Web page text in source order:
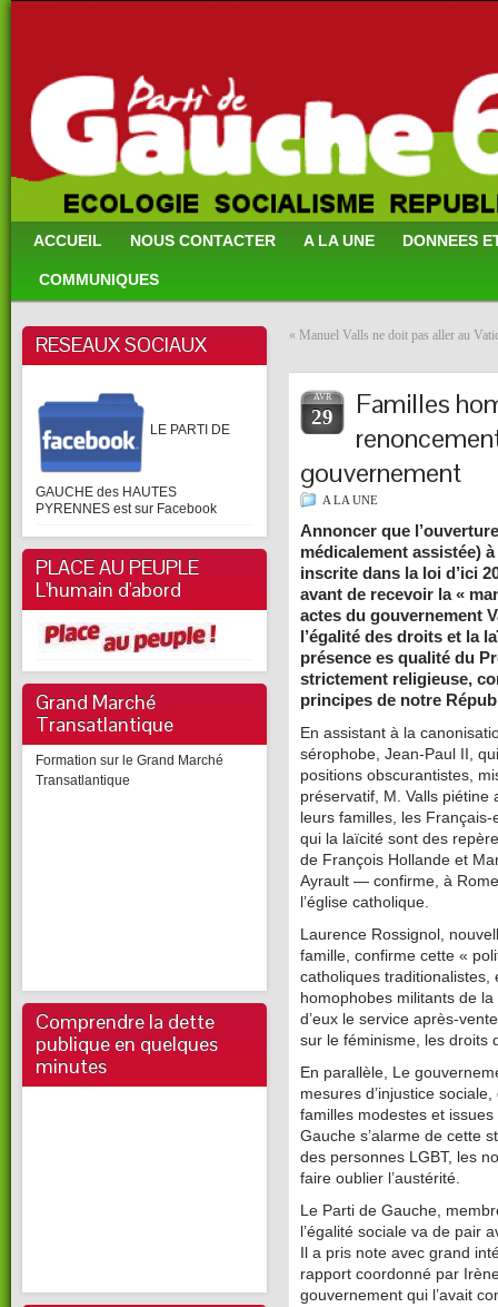
ACCUEIL NOUS CONTACTER A LA UNE DONNEES
COMMUNIQUES
RESEAUX SOCIAUX
LE PARTI DE
GAUCHE des HAUTES
PYRENNES est sur Facebook
PLACE AU PEUPLE
L'humain d'abord
Grand Marché
Transatlantique
Formation sur le Grand Marché
Transatlantique
Comprendre la dette
publique en quelques
minutes
« Manuel Valls ne doit pas aller au
AVR
29
Familles
gouvernement
A LA UNE
Annoncer que
médicalement assistée)
inscrite dans la loi d’ici
avant de recevoir la «
actes du gouvernement
l’égalité des droits et la
présence es qualité du
strictement religieuse,
principes de notre
En assistant à la
sérophobe, Jean-Paul II,
positions obscurantistes,
préservatif, M. Valls piétine
leurs familles, les
qui la laïcité sont des
de François Hollande et
Ayrault — confirme, à
l’église catholique.
Laurence Rossignol,
famille, confirme cette «
catholiques traditionalistes,
homophobes militants de
d’eux le service après-
sur le féminisme, les droits
En parallèle, Le
mesures d’injustice
familles modestes et
Gauche s’alarme de cette
des personnes LGBT, les
faire oublier l’austérité.
Le Parti de Gauche,
l’égalité sociale va de pair
Il a pris note avec grand
rapport coordonné par
gouvernement qui l’avait